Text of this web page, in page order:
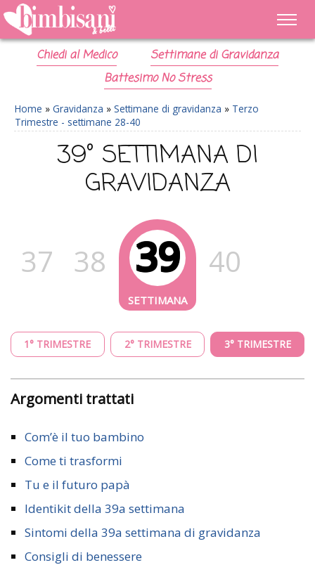
Chiedi al Medico
Settimane di Gravidanza
Battesimo No Stress
Home » Gravidanza » Settimane di gravidanza » Terzo
Trimestre - settimane 28-40
39° SETTIMANA DI
GRAVIDANZA
37 38 39 40
1° TRIMESTRE 2° TRIMESTRE 3° TRIMESTRE
Argomenti trattati
Com’è il tuo bambino
Come ti trasformi
Tu e il futuro papà
Identikit della 39a settimana
Sintomi della 39a settimana di gravidanza
Consigli di benessere